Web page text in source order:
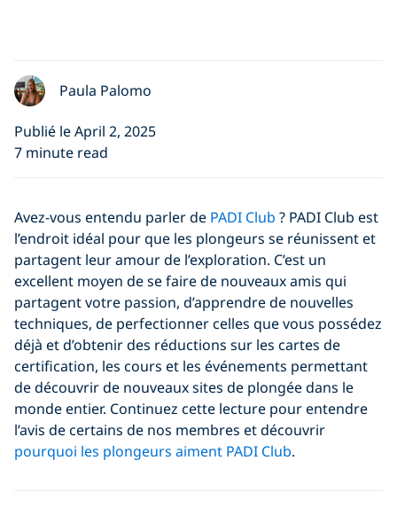
Paula Palomo
Publié le April 2, 2025
7 minute read
Avez-vous entendu parler de PADI Club ? PADI Club est
l’endroit idéal pour que les plongeurs se réunissent et
partagent leur amour de l’exploration. C’est un
excellent moyen de se faire de nouveaux amis qui
partagent votre passion, d’apprendre de nouvelles
techniques, de perfectionner celles que vous possédez
déjà et d’obtenir des réductions sur les cartes de
certification, les cours et les événements permettant
de découvrir de nouveaux sites de plongée dans le
monde entier. Continuez cette lecture pour entendre
l’avis de certains de nos membres et découvrir
pourquoi les plongeurs aiment PADI Club.